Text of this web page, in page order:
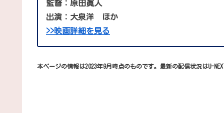
監督：原田眞人
出演：大泉洋 ほか
>>映画詳細を見る
本ページの情報は2023年9月時点のものです。最新の配信状況はU-